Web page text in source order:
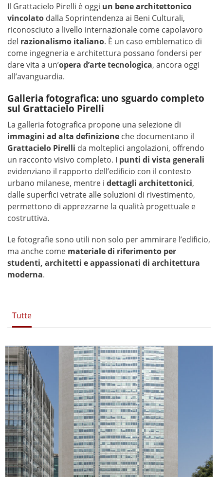
Il Grattacielo Pirelli è oggi un bene architettonico
vincolato dalla Soprintendenza ai Beni Culturali,
riconosciuto a livello internazionale come capolavoro
del razionalismo italiano. È un caso emblematico di
come ingegneria e architettura possano fondersi per
dare vita a un’opera d’arte tecnologica, ancora oggi
all’avanguardia.
Galleria fotografica: uno sguardo completo
sul Grattacielo Pirelli
La galleria fotografica propone una selezione di
immagini ad alta definizione che documentano il
Grattacielo Pirelli da molteplici angolazioni, offrendo
un racconto visivo completo. I punti di vista generali
evidenziano il rapporto dell’edificio con il contesto
urbano milanese, mentre i dettagli architettonici,
dalle superfici vetrate alle soluzioni di rivestimento,
permettono di apprezzarne la qualità progettuale e
costruttiva.
Le fotografie sono utili non solo per ammirare l’edificio,
ma anche come materiale di riferimento per
studenti, architetti e appassionati di architettura
moderna.
Tutte